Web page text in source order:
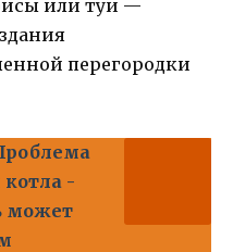
или туи —
перегородки
-
может